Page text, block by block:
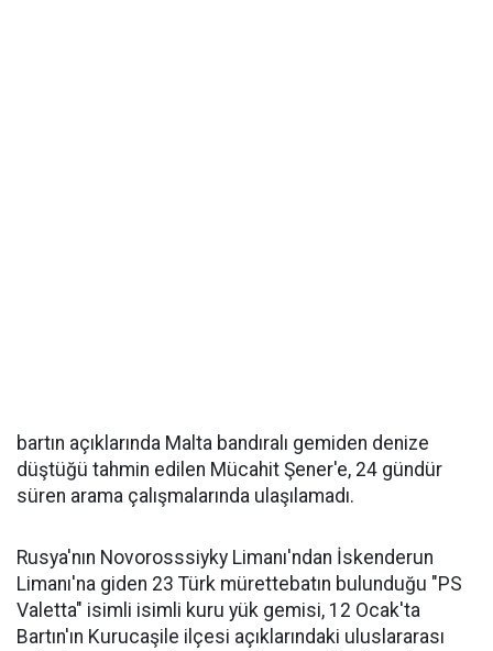
bartın açıklarında Malta bandıralı gemiden denize
düştüğü tahmin edilen Mücahit Şener'e, 24 gündür
süren arama çalışmalarında ulaşılamadı.
Rusya'nın Novorosssiyky Limanı'ndan İskenderun
Limanı'na giden 23 Türk mürettebatın bulunduğu "PS
Valetta" isimli isimli kuru yük gemisi, 12 Ocak'ta
Bartın'ın Kurucaşile ilçesi açıklarındaki uluslararası